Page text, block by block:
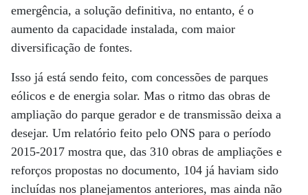
emergência, a solução definitiva, no entanto, é o
aumento da capacidade instalada, com maior
diversificação de fontes.
Isso já está sendo feito, com concessões de parques
eólicos e de energia solar. Mas o ritmo das obras de
ampliação do parque gerador e de transmissão deixa a
desejar. Um relatório feito pelo ONS para o período
2015-2017 mostra que, das 310 obras de ampliações e
reforços propostas no documento, 104 já haviam sido
incluídas nos planejamentos anteriores, mas ainda não